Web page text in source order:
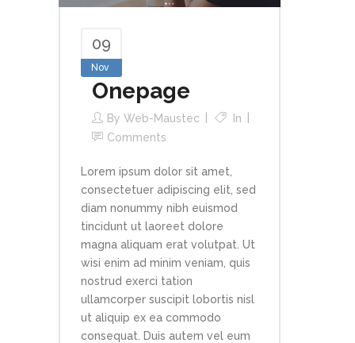
09
Nov
Onepage
By Web-Maustec
In
Comments
Lorem ipsum dolor sit amet,
consectetuer adipiscing elit, sed
diam nonummy nibh euismod
tincidunt ut laoreet dolore
magna aliquam erat volutpat. Ut
wisi enim ad minim veniam, quis
nostrud exerci tation
ullamcorper suscipit lobortis nisl
ut aliquip ex ea commodo
consequat. Duis autem vel eum